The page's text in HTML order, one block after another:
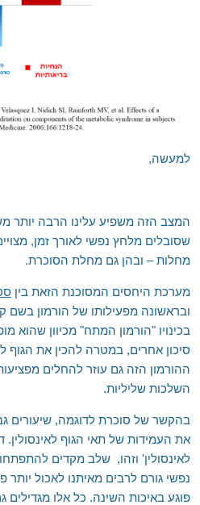
אילת והערבה
למעשה,
המצב הזה משפיע עלינו הרבה יותר
שסובלים מלחץ נפשי לאורך זמן,
מחלות – ובהן גם מחלת הסוכרת.
מערכת היחסים המסוכנת הזאת בין
ובראשונה מפעילותו של הורמון בשם
בכינויו "הורמון המתח" מכיוון שהוא
סיכון אחרים, במטרה להכין את הגוף
ההורמון הזה גם עוזר להחלים
השלכות שליליות.
בהקשר של סוכרת לדוגמה, שיעורים
את העמידות של תאי הגוף לאינסולין.
לאינסולין' וזהו, שלב מקדים
נפשי גורם לרבים מאיתנו לאכול
פוגע באיכות השינה. כל אלו